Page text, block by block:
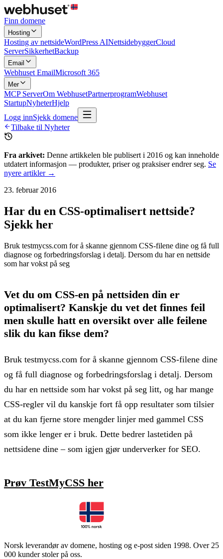
Finn domene
Hosting
Hosting av nettsideWordPress AINettsidebyggerCloud
ServerSikkerhetBackup
Email
Webhuset EmailMicrosoft 365
Mer
MCP ServerOm WebhusetPartnerprogramWebhuset
StartupNyheterHjelp
Logg innSjekk domene
Tilbake til Nyheter
Fra arkivet: Denne artikkelen ble publisert i 2016 og kan inneholde
utdatert informasjon — produkter, priser og praksiser endrer seg. Se
nyere artikler →
23. februar 2016
Har du en CSS-optimalisert nettside?
Sjekk her
Bruk testmycss.com for å skanne gjennom CSS-filene dine og få full
diagnose og forbedringsforslag i detalj. Dersom du har en nettside
som har vokst på seg
Vet du om CSS-en på nettsiden din er
optimalisert? Kanskje du vet det finnes feil
men skulle hatt en oversikt over alle feilene
slik du kan fikse dem?
Bruk testmycss.com for å skanne gjennom CSS-filene dine
og få full diagnose og forbedringsforslag i detalj. Dersom
du har en nettside som har vokst på seg litt, og har mange
CSS-regler vil du kanskje fort få opp resultater som tilsier
at du kan fjerne store mengder linjer med gammel CSS
som ikke lenger er i bruk. Dette bedrer lastetiden på
nettsidene dine – som igjen gjør underverker for SEO.
Prøv TestMyCSS her
Norsk leverandør av domene, hosting og e-post siden 1998. Over 25
000 kunder stoler på oss.